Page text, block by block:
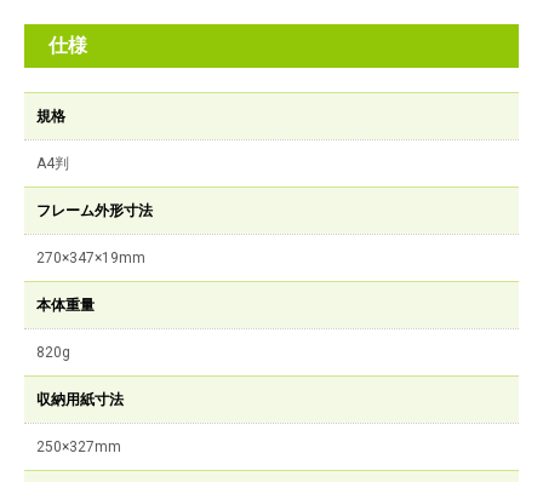
仕様
規格
A4判
フレーム外形寸法
270×347×19mm
本体重量
820g
収納用紙寸法
250×327mm